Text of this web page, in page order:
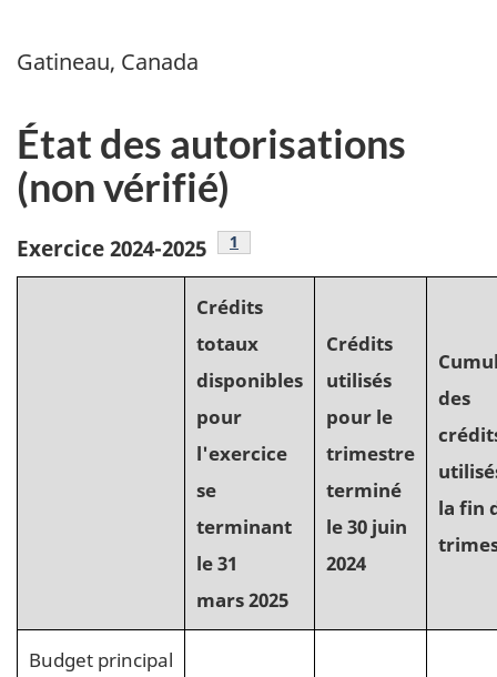
Gatineau, Canada
État des autorisations
(non vérifié)
Exercice 2024-2025 1
Crédits
totaux
disponibles
pour
l'exercice
se
terminant
le 31
mars 2025
Crédits
utilisés
pour le
trimestre
terminé
le 30 juin
2024
des
la fin
Budget principal